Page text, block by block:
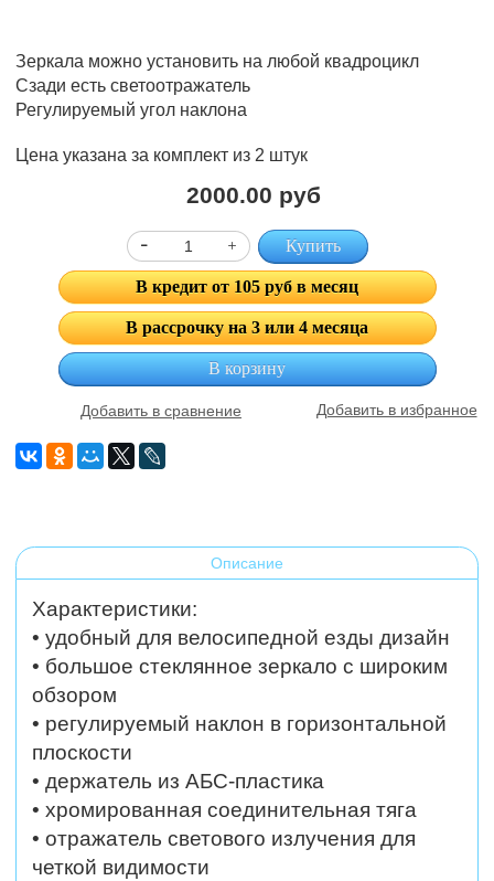
Зеркала можно установить на любой квадроцикл
Сзади есть светоотражатель
Регулируемый угол наклона
Цена указана за комплект из 2 штук
2000.00 руб
Купить
В кредит от 105 руб в месяц
В рассрочку на 3 или 4 месяца
В корзину
Добавить в сравнение Добавить в избранное
Описание
Характеристики:
• удобный для велосипедной езды дизайн
• большое стеклянное зеркало с широким
обзором
• регулируемый наклон в горизонтальной
плоскости
• держатель из АБС-пластика
• хромированная соединительная тяга
• отражатель светового излучения для
четкой видимости